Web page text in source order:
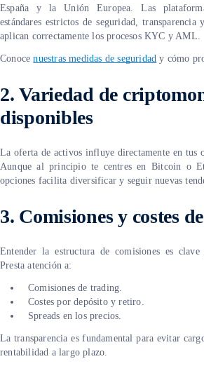
España y la Unión Europea. Las
estándares estrictos de seguridad,
aplican correctamente los procesos KYC y AML.
Conocenuestras medidas de seguridad y cómo
2.Variedad de
disponibles
La oferta de activos influye directamente en tus
Aunque al principio te centres en Bitcoin o
opciones facilita diversificar y seguir nuevas
3. Comisiones y costes
Entender la estructura de comisiones es
Presta atención a:
Comisiones de trading.
Costes por depósito y retiro.
Spreads en los precios.
La transparencia es fundamental para evitar
rentabilidad a largo plazo.